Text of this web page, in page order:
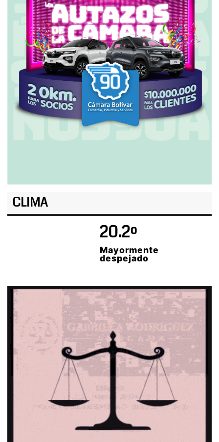
CLIMA
20.2º
Mayormente
despejado